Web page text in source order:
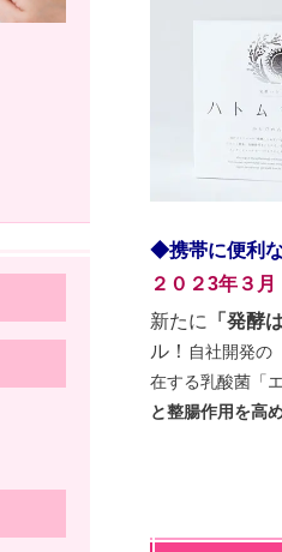
◆携帯に便利
２０２3年３
新たに
「発酵
ル！ 自社開発の
在する乳酸菌「
と整腸作用を高